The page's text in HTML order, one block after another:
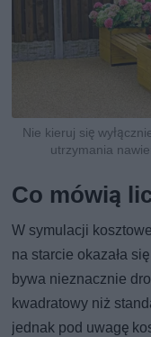
Nie kieruj się
utrzymania
Co mówią
W symulacji
na starcie okazała
bywa nieznacznie
kwadratowy niż
jednak pod uwagę